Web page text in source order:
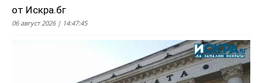
от Искра.бг
06 август 2026 | 14:47:45